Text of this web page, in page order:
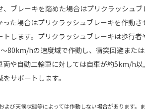
ブレーキを踏めた場合はプリクラッシュブ
た場合はプリクラッシュブレーキを作動さ
します。プリクラッシュブレーキは歩行者
80km/hの速度域で作動し、衝突回避また
両や自動二輪車に対しては自車が約5km/h以
サポートします。
び天候状態等によっては作動しない場合があります。